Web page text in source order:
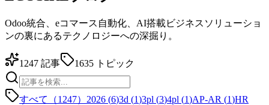
Odoo統合、eコマース自動化、AI搭載ビジネスソリューショ
ンの裏にあるテクノロジーへの深掘り。
1247 記事 1635 トピック
すべて（1247） 2026 (6)3d (1)3pl (3)4pl (1)AP-AR (1)HR